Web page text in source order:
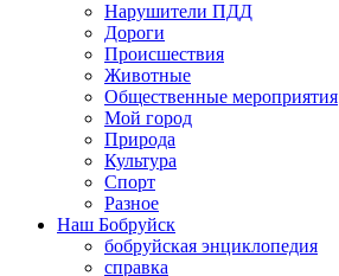
Нарушители ПДД
Дороги
Происшествия
Животные
Общественные мероприятия
Мой город
Природа
Культура
Спорт
Разное
Наш Бобруйск
бобруйская энциклопедия
справка